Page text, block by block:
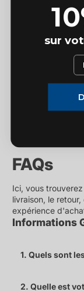
FAQs
Ici, vous
livraison, le
expérience
Informations
1. Quels sont
2. Quelle est
sur